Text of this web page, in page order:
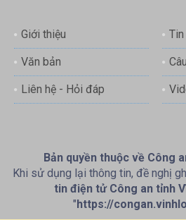
Giới thiệu
Văn bản
Liên hệ - Hỏi đáp
Bản quyền thuộc về Công
Khi sử dụng lại thông tin, đề nghị
tin điện tử Công an tỉnh
"https://